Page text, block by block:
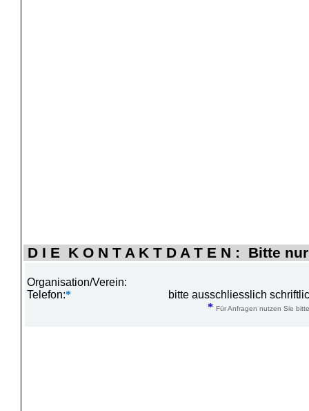
D I E K O N T A K T D A T E N : Bitte
Organisation/Verein:
Telefon:*
bitte ausschliesslich
* Für Anfragen nutzen Sie